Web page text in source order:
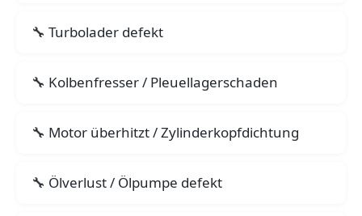
Turbolader defekt
Kolbenfresser / Pleuellagerschaden
Motor überhitzt / Zylinderkopfdichtung
Ölverlust / Ölpumpe defekt